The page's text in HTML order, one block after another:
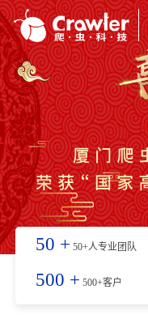
50 + 50+人专业团队
500 + 500+客户